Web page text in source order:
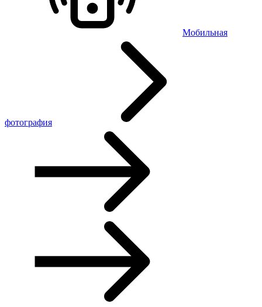
Мобильная
фотография